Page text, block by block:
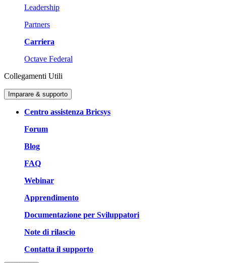
Leadership
Partners
Carriera
Octave Federal
Collegamenti Utili
Imparare & supporto
Centro assistenza Bricsys
Forum
Blog
FAQ
Webinar
Apprendimento
Documentazione per Sviluppatori
Note di rilascio
Contatta il supporto